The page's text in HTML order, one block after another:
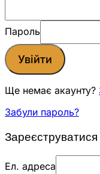
Пароль
Увійти
Ще немає акаунту?
Забули пароль?
Зареєструватися
Ел. адреса